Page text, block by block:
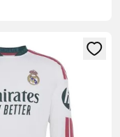
για να συνδεθείτε ή να